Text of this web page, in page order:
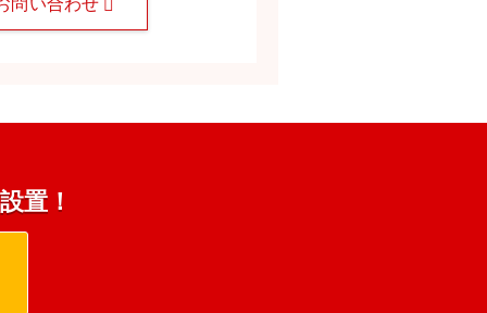
問い合わせ
置！